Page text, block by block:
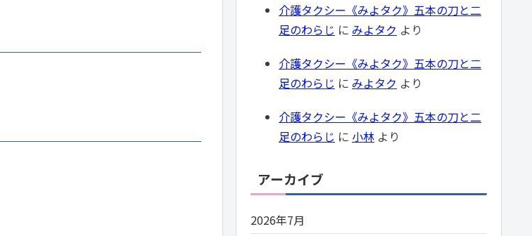
介護タクシー《みよタク》五本の刀と二
足のわらじ に みよタク より
介護タクシー《みよタク》五本の刀と二
足のわらじ に みよタク より
介護タクシー《みよタク》五本の刀と二
足のわらじ に 小林 より
アーカイブ
2026年7月